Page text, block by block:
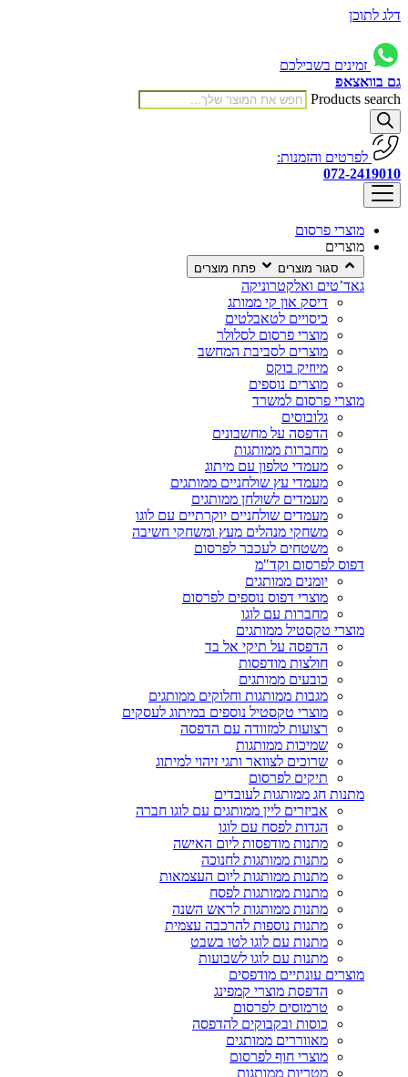
דלג לתוכן
זמינים בשבילכם
גם בוואצאפ
Products search
לפרטים והזמנות:
072-2419010
מוצרי פרסום
מוצרים
סגור מוצרים פתח מוצרים
גאד’טים ואלקטרוניקה
דיסק און קי ממותג
כיסויים לטאבלטים
מוצרי פרסום לסלולר
מוצרים לסביבת המחשב
מיוזיק בוקס
מוצרים נוספים
מוצרי פרסום למשרד
גלובוסים
הדפסה על מחשבונים
מחברות ממותגות
מעמדי טלפון עם מיתוג
מעמדי עץ שולחניים ממותגים
מעמדים לשולחן ממותגים
מעמדים שולחניים יוקרתיים עם לוגו
משחקי מנהלים מעץ ומשחקי חשיבה
משטחים לעכבר לפרסום
דפוס לפרסום וקד"מ
יומנים ממותגים
מוצרי דפוס נוספים לפרסום
מחברות עם לוגו
מוצרי טקסטיל ממותגים
הדפסה על תיקי אל בד
חולצות מודפסות
כובעים ממותגים
מגבות ממותגות וחלוקים ממותגים
מוצרי טקסטיל נוספים במיתוג לעסקים
רצועות למזוודה עם הדפסה
שמיכות ממותגות
שרוכים לצוואר ותגי זיהוי למיתוג
תיקים לפרסום
מתנות חג ממותגות לעובדים
אביזרים ליין ממותגים עם לוגו חברה
הגדות לפסח עם לוגו
מתנות מודפסות ליום האישה
מתנות ממותגות לחנוכה
מתנות ממותגות ליום העצמאות
מתנות ממותגות לפסח
מתנות ממותגות לראש השנה
מתנות נוספות להרכבה עצמית
מתנות עם לוגו לטו בשבט
מתנות עם לוגו לשבועות
מוצרים עונתיים מודפסים
הדפסת מוצרי קמפינג
טרמוסים לפרסום
כוסות ובקבוקים להדפסה
מאווררים ממותגים
מוצרי חוף לפרסום
מטריות ממותגות